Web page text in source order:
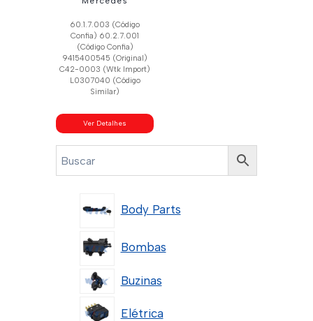
60.1.7.003 (Código
Confia) 60.2.7.001
(Código Confia)
9415400545 (Original)
C42-0003 (Wtk Import)
L0307040 (Código
Similar)
Ver Detalhes
Body Parts
Bombas
Buzinas
Elétrica